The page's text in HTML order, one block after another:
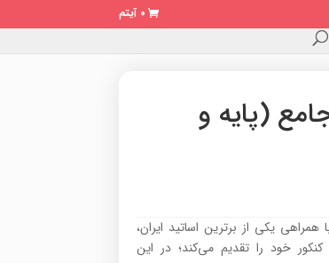
0 آیتم
(پایه و
همراهی یکی از برترین اساتید ایران،
خود را تقدیم می‌کند؛ در این